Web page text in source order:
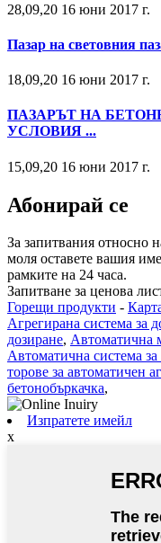
28,09,20 16 юни 2017 г.
Пазар на световния
18,09,20 16 юни 2017 г.
ПАЗАРЪТ НА
УСЛОВИЯ ...
15,09,20 16 юни 2017 г.
Абонирай се
За запитвания относно
моля оставете вашия
рамките на 24 часа.
Запитване за ценова
Горещи продукти -
Агрегирана система за
дозиране, Автоматична
Автоматична система за
торове за автоматичен
бетонобъркачка,
Изпратете имейл
x